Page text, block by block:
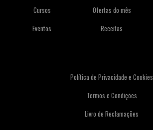
Cursos
Eventos
Ofertas do mês
Receitas
Política de Privacidade e Cookies
Termos e Condições
Livro de Reclamações